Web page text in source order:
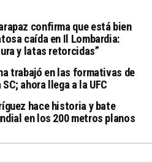
confirma que está bien
caída en Il Lombardia:
y latas retorcidas”
trabajó en las formativas de
ahora llega a la UFC
hace historia y bate
en los 200 metros planos